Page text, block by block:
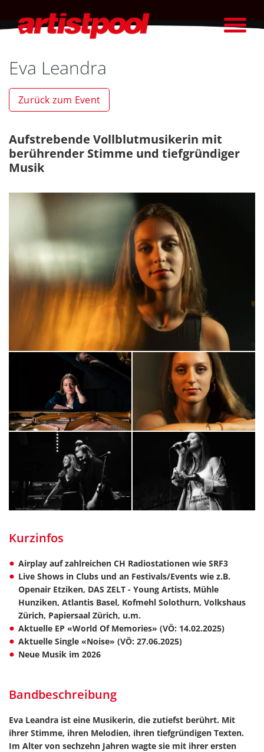
Eva Leandra
Zurück zum Event
Aufstrebende Vollblutmusikerin mit
berührender Stimme und tiefgründiger
Musik
Kurzinfos
Airplay auf zahlreichen CH Radiostationen wie SRF3
Live Shows in Clubs und an Festivals/Events wie z.B.
Openair Etziken, DAS ZELT - Young Artists, Mühle
Hunziken, Atlantis Basel, Kofmehl Solothurn, Volkshaus
Zürich, Papiersaal Zürich, u.m.
Aktuelle EP «World Of Memories» (VÖ: 14.02.2025)
Aktuelle Single «Noise» (VÖ: 27.06.2025)
Neue Musik im 2026
Bandbeschreibung
Eva Leandra ist eine Musikerin, die zutiefst berührt. Mit
ihrer Stimme, ihren Melodien, ihren tiefgründigen Texten.
Im Alter von sechzehn Jahren wagte sie mit ihrer ersten